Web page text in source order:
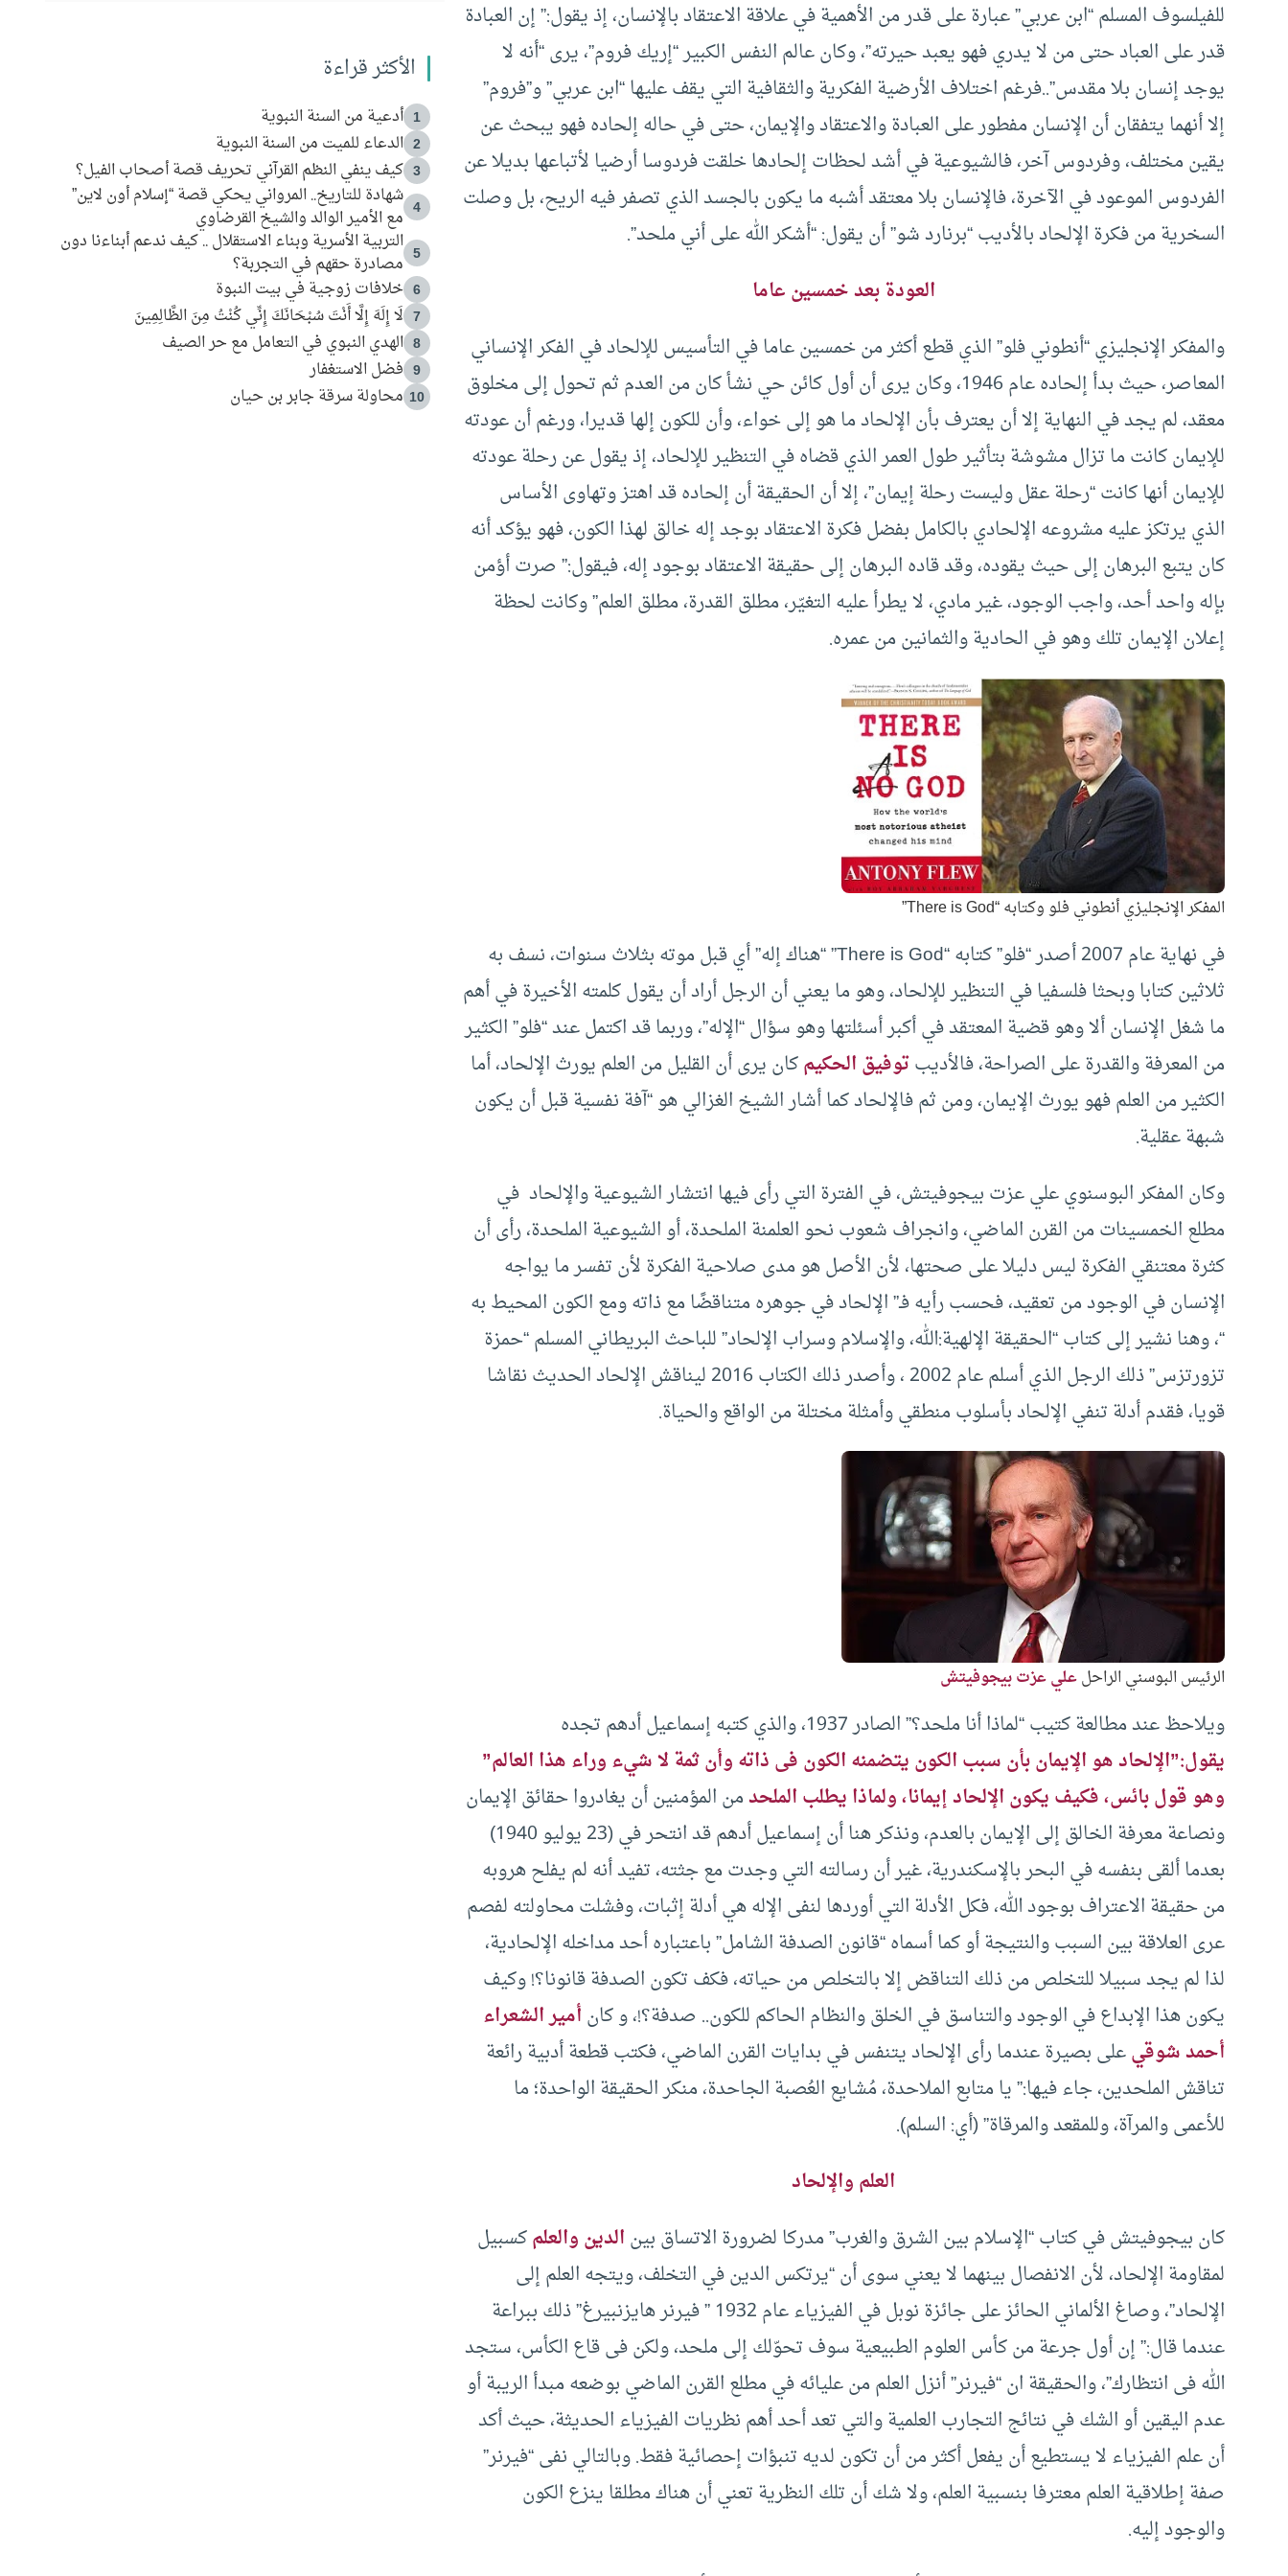
للفيلسوف المسلم “ابن عربي” عبارة على قدر من الأهمية في علاقة الاعتقاد بالإنسان، إذ يقول:” إن العبادة
قدر على العباد حتى من لا يدري فهو يعبد حيرته”، وكان عالم النفس الكبير “إريك فروم”، يرى “أنه لا
يوجد إنسان بلا مقدس”..فرغم اختلاف الأرضية الفكرية والثقافية التي يقف عليها “ابن عربي” و”فروم”
إلا أنهما يتفقان أن الإنسان مفطور على العبادة والاعتقاد والإيمان، حتى في حاله إلحاده فهو يبحث عن
يقين مختلف، وفردوس آخر، فالشيوعية في أشد لحظات إلحادها خلقت فردوسا أرضيا لأتباعها بديلا عن
الفردوس الموعود في الآخرة، فالإنسان بلا معتقد أشبه ما يكون بالجسد الذي تصفر فيه الريح، بل وصلت
السخرية من فكرة الإلحاد بالأديب “برنارد شو” أن يقول: “أشكر الله على أني ملحد”.
العودة بعد خمسين عاما
والمفكر الإنجليزي “أنطوني فلو” الذي قطع أكثر من خمسين عاما في التأسيس للإلحاد في الفكر الإنساني
المعاصر، حيث بدأ إلحاده عام 1946، وكان يرى أن أول كائن حي نشأ كان من العدم ثم تحول إلى مخلوق
معقد، لم يجد في النهاية إلا أن يعترف بأن الإلحاد ما هو إلى خواء، وأن للكون إلها قديرا، ورغم أن عودته
للإيمان كانت ما تزال مشوشة بتأثير طول العمر الذي قضاه في التنظير للإلحاد، إذ يقول عن رحلة عودته
للإيمان أنها كانت “رحلة عقل وليست رحلة إيمان”، إلا أن الحقيقة أن إلحاده قد اهتز وتهاوى الأساس
الذي يرتكز عليه مشروعه الإلحادي بالكامل بفضل فكرة الاعتقاد بوجد إله خالق لهذا الكون، فهو يؤكد أنه
كان يتبع البرهان إلى حيث يقوده، وقد قاده البرهان إلى حقيقة الاعتقاد بوجود إله، فيقول:” صرت أؤمن
بإله واحد أحد، واجب الوجود، غير مادي، لا يطرأ عليه التغيّر، مطلق القدرة، مطلق العلم” وكانت لحظة
إعلان الإيمان تلك وهو في الحادية والثمانين من عمره.
المفكر الإنجليزي أنطوني فلو وكتابه “There is God”
في نهاية عام 2007 أصدر “فلو” كتابه “There is God” “هناك إله” أي قبل موته بثلاث سنوات، نسف به
ثلاثين كتابا وبحثا فلسفيا في التنظير للإلحاد، وهو ما يعني أن الرجل أراد أن يقول كلمته الأخيرة في أهم
ما شغل الإنسان ألا وهو قضية المعتقد في أكبر أسئلتها وهو سؤال “الإله”، وربما قد اكتمل عند “فلو” الكثير
من المعرفة والقدرة على الصراحة، فالأديبتوفيق الحكيمكان يرى أن القليل من العلم يورث الإلحاد، أما
الكثير من العلم فهو يورث الإيمان، ومن ثم فالإلحاد كما أشار الشيخ الغزالي هو “آفة نفسية قبل أن يكون
شبهة عقلية.
وكان المفكر البوسنوي علي عزت بيجوفيتش، في الفترة التي رأى فيها انتشار الشيوعية والإلحاد في
مطلع الخمسينات من القرن الماضي، وانجراف شعوب نحو العلمنة الملحدة، أو الشيوعية الملحدة، رأى أن
كثرة معتنقي الفكرة ليس دليلا على صحتها، لأن الأصل هو مدى صلاحية الفكرة لأن تفسر ما يواجه
الإنسان في الوجود من تعقيد، فحسب رأيه فـ” الإلحاد في جوهره متناقضًا مع ذاته ومع الكون المحيط به
“، وهنا نشير إلى كتاب “الحقيقة الإلهية:الله، والإسلام وسراب الإلحاد” للباحث البريطاني المسلم “حمزة
تزورتزس” ذلك الرجل الذي أسلم عام 2002 ، وأصدر ذلك الكتاب 2016 ليناقش الإلحاد الحديث نقاشا
قويا، فقدم أدلة تنفي الإلحاد بأسلوب منطقي وأمثلة مختلة من الواقع والحياة.
الرئيس البوسني الراحلعلي عزت بيجوفيتش
ويلاحظ عند مطالعة كتيب “لماذا أنا ملحد؟” الصادر 1937، والذي كتبه إسماعيل أدهم تجده
يقول:”الإلحاد هو الإيمان بأن سبب الكون يتضمنه الكون فى ذاته وأن ثمة لا شيء وراء هذا العالم”
وهو قول بائس، فكيف يكون الإلحاد إيمانا، ولماذا يطلب الملحدمن المؤمنين أن يغادروا حقائق الإيمان
ونصاعة معرفة الخالق إلى الإيمان بالعدم، ونذكر هنا أن إسماعيل أدهم قد انتحر في (23 يوليو 1940)
بعدما ألقى بنفسه في البحر بالإسكندرية، غير أن رسالته التي وجدت مع جثته، تفيد أنه لم يفلح هروبه
من حقيقة الاعتراف بوجود الله، فكل الأدلة التي أوردها لنفى الإله هي أدلة إثبات، وفشلت محاولته لفصم
عرى العلاقة بين السبب والنتيجة أو كما أسماه “قانون الصدفة الشامل” باعتباره أحد مداخله الإلحادية،
لذا لم يجد سبيلا للتخلص من ذلك التناقض إلا بالتخلص من حياته، فكف تكون الصدفة قانونا؟! وكيف
يكون هذا الإبداع في الوجود والتناسق في الخلق والنظام الحاكم للكون.. صدفة؟!، و كانأمير الشعراء
أحمد شوقيعلى بصيرة عندما رأى الإلحاد يتنفس في بدايات القرن الماضي، فكتب قطعة أدبية رائعة
تناقش الملحدين، جاء فيها:” يا متابع الملاحدة، مُشايع العُصبة الجاحدة، منكر الحقيقة الواحدة؛ ما
للأعمى والمرآة، وللمقعد والمرقاة” (أي: السلم).
العلم والإلحاد
كان بيجوفيتش في كتاب “الإسلام بين الشرق والغرب” مدركا لضرورة الاتساق بينالدين والعلمكسبيل
لمقاومة الإلحاد، لأن الانفصال بينهما لا يعني سوى أن “يرتكس الدين في التخلف، ويتجه العلم إلى
الإلحاد”، وصاغ الألماني الحائز على جائزة نوبل في الفيزياء عام 1932 ” فيرنر هايزنبيرغ” ذلك ببراعة
عندما قال:” إن أول جرعة من كأس العلوم الطبيعية سوف تحوّلك إلى ملحد، ولكن فى قاع الكأس، ستجد
الله فى انتظارك”، والحقيقة ان “فيرنر” أنزل العلم من عليائه في مطلع القرن الماضي بوضعه مبدأ الريبة أو
عدم اليقين أو الشك في نتائج التجارب العلمية والتي تعد أحد أهم نظريات الفيزياء الحديثة، حيث أكد
أن علم الفيزياء لا يستطيع أن يفعل أكثر من أن تكون لديه تنبؤات إحصائية فقط. وبالتالي نفى “فيرنر”
صفة إطلاقية العلم معترفا بنسبية العلم، ولا شك أن تلك النظرية تعني أن هناك مطلقا ينزع الكون
والوجود إليه.
الأكثر قراءة
1 أدعية من السنة النبوية
2 الدعاء للميت من السنة النبوية
3 كيف ينفي النظم القرآني تحريف قصة أصحاب الفيل؟
4
شهادة للتاريخ.. المرواني يحكي قصة “إسلام أون لاين”
مع الأمير الوالد والشيخ القرضاوي
5
التربية الأسرية وبناء الاستقلال .. كيف ندعم أبناءنا دون
مصادرة حقهم في التجربة؟
6 خلافات زوجية في بيت النبوة
7 لَا إِلَهَ إِلَّا أَنْتَ سُبْحَانَكَ إِنِّي كُنْتُ مِنَ الظَّالِمِينَ
8 الهدي النبوي في التعامل مع حر الصيف
9 فضل الاستغفار
10 محاولة سرقة جابر بن حيان